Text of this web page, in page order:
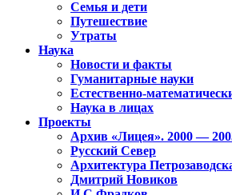
Семья и дети
Путешествие
Утраты
Наука
Новости и факты
Гуманитарные науки
Естественно-
Наука в лицах
Проекты
Архив «Лицея». 2000 —
Русский Север
Архитектура
Дмитрий Новиков